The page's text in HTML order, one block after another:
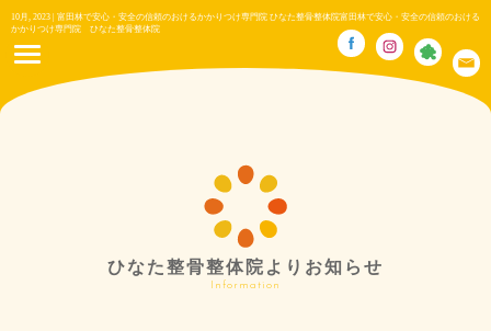
10月, 2023 | 富田林で安心・安全の信頼のおけるかかりつけ専門院 ひなた整骨整体院富田林で安心・安全の信頼のおける
かかりつけ専門院 ひなた整骨整体院
ひなた整骨整体院よりお知らせ
Information